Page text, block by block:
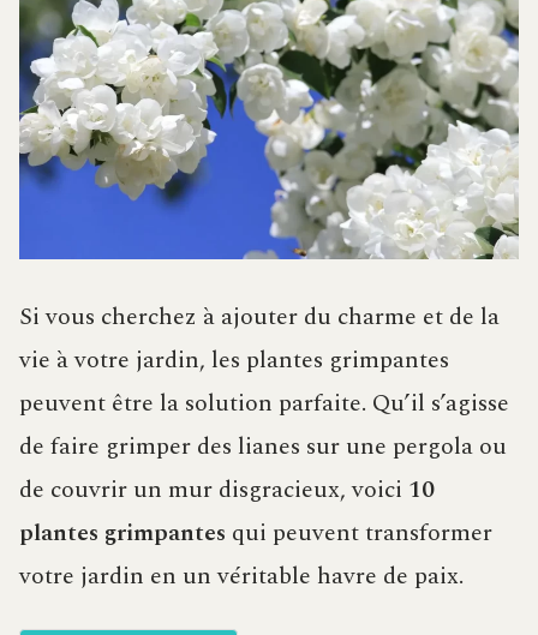
Si vous cherchez à ajouter du charme et de la
vie à votre jardin, les plantes grimpantes
peuvent être la solution parfaite. Qu’il s’agisse
de faire grimper des lianes sur une pergola ou
de couvrir un mur disgracieux, voici 10
plantes grimpantes qui peuvent transformer
votre jardin en un véritable havre de paix.